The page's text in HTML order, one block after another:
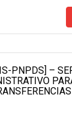
PNPDS] –